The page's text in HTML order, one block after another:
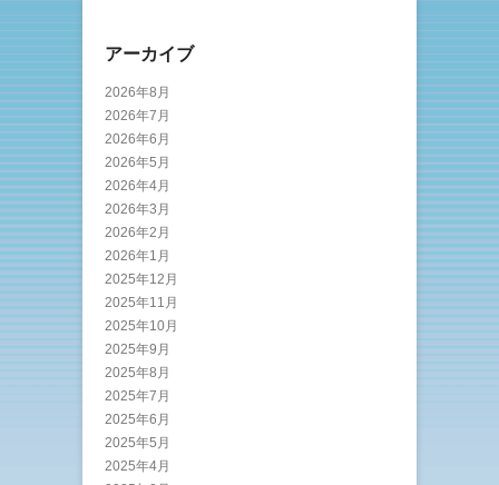
アーカイブ
2026年8月
2026年7月
2026年6月
2026年5月
2026年4月
2026年3月
2026年2月
2026年1月
2025年12月
2025年11月
2025年10月
2025年9月
2025年8月
2025年7月
2025年6月
2025年5月
2025年4月